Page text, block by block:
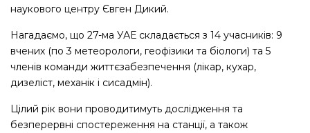
наукового центру Євген Дикий.
Нагадаємо, що 27-ма УАЕ складається з 14 учасників: 9
вчених (по 3 метеорологи, геофізики та біологи) та 5
членів команди життєзабезпечення (лікар, кухар,
дизеліст, механік і сисадмін).
Цілий рік вони проводитимуть дослідження та
безперервні спостереження на станції, а також